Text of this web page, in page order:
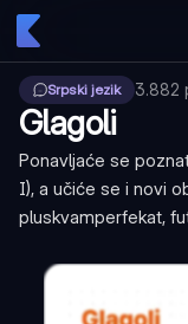
Srpski jezik 3.882
Glagoli
Ponavljaće se
I), a učiće se i novi
pluskvamperfekat,